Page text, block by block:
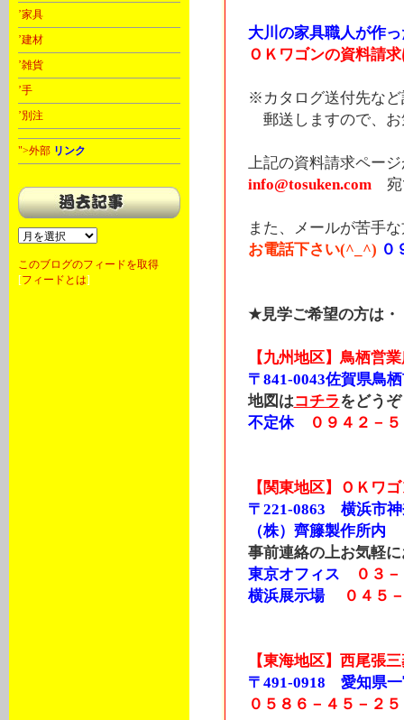
’家具
’建材
’雑貨
’手
’別注
">外部 リンク
このブログのフィードを取得
[フィードとは]
大川の家具職人が作
ＯＫワゴンの資料請
※カタログ送付先な
郵送しますので、お
上記の資料請求ペー
info@tosuken.com宛
また、メールが苦手
お電話下さい(^_^) ０
★見学ご希望の方は・
【九州地区】鳥栖営
〒841-0043佐賀県鳥
地図はコチラをどうぞ
不定休
０９４２－
【関東地区】ＯＫワ
〒221-0863 横浜市神
（株）齊籐製作所内
事前連絡の上お気軽
東京オフィス
０３
横浜展示場
０４５
【東海地区】西尾張
〒491-0918 愛知県一
０５８６－４５－２